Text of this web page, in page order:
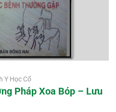
Y Học Cổ
Pháp Xoa Bóp – Lưu